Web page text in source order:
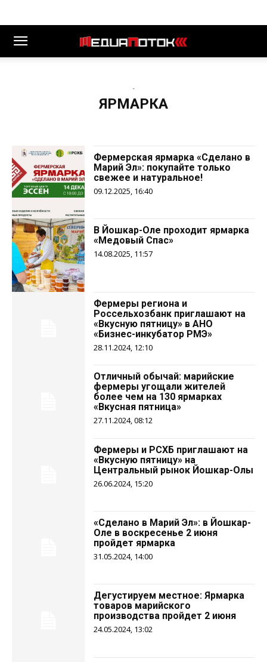
-
ЯРМАРКА
Фермерская ярмарка «Сделано в
Марий Эл»: покупайте только
свежее и натуральное!
09.12.2025, 16:40
В Йошкар-Оле проходит ярмарка
«Медовый Спас»
14.08.2025, 11:57
Фермеры региона и
Россельхозбанк приглашают на
«Вкусную пятницу» в АНО
«Бизнес-инкубатор РМЭ»
28.11.2024, 12:10
Отличный обычай: марийские
фермеры угощали жителей
более чем на 130 ярмарках
«Вкусная пятница»
27.11.2024, 08:12
Фермеры и РСХБ приглашают на
«Вкусную пятницу» на
Центральный рынок Йошкар-Олы
26.06.2024, 15:20
«Сделано в Марий Эл»: в Йошкар-
Оле в воскресенье 2 июня
пройдет ярмарка
31.05.2024, 14:00
Дегустируем местное: Ярмарка
товаров марийского
производства пройдет 2 июня
24.05.2024, 13:02